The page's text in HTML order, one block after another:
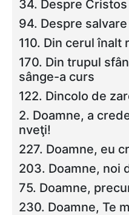
34. Despre
94. Despre
110. Din cerul înalt
170. Din trupul
sânge-a curs
122. Dincolo de
2. Doamne, a
nveţi!
227. Doamne, eu
203. Doamne, noi
75. Doamne,
230. Doamne, Te